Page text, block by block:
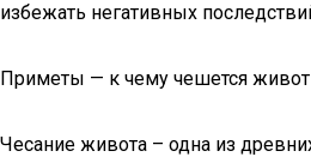
избежать негативных
Приметы — к чему чешется живот
Чесание живота – одна из